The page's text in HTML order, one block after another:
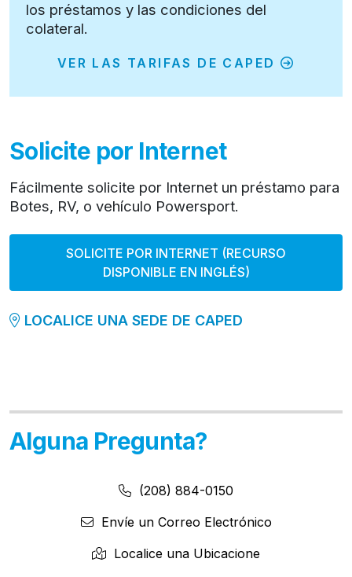
los préstamos y las condiciones del
colateral.
VER LAS TARIFAS DE CAPED
Solicite por Internet
Fácilmente solicite por Internet un préstamo para
Botes, RV, o vehículo Powersport.
SOLICITE POR INTERNET (RECURSO
DISPONIBLE EN INGLÉS)
LOCALICE UNA SEDE DE CAPED
Alguna Pregunta?
Número de Teléfono:
Número de Teléfono
(208) 884-0150
Envíe un Correo Electrónico
Localice una Ubicacione